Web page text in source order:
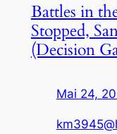
Battles in
Stopped,
(Decision
Mai 24,